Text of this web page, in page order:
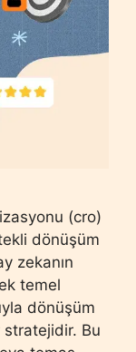
(cro)
dönüşüm
zekanın
temel
dönüşüm
stratejidir. Bu